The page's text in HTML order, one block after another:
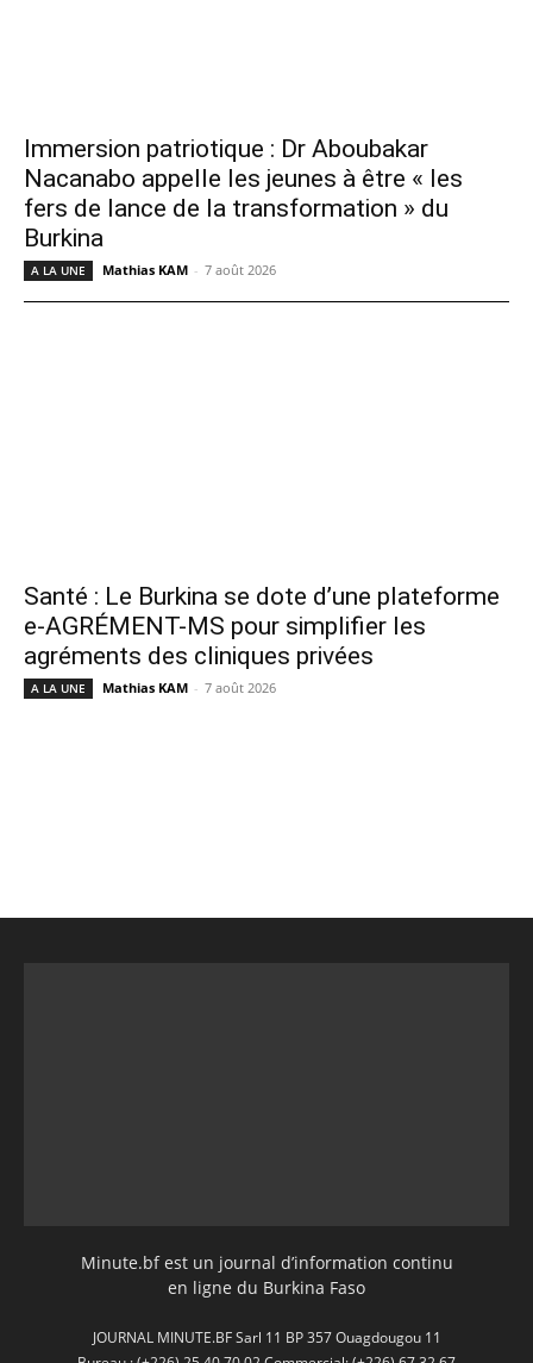
Immersion patriotique : Dr Aboubakar
Nacanabo appelle les jeunes à être « les
fers de lance de la transformation » du
Burkina
A LA UNE Mathias KAM - 7 août 2026
Santé : Le Burkina se dote d’une plateforme
e-AGRÉMENT-MS pour simplifier les
agréments des cliniques privées
A LA UNE Mathias KAM - 7 août 2026
Minute.bf est un journal d’information continu
en ligne du Burkina Faso
JOURNAL MINUTE.BF Sarl 11 BP 357 Ouagdougou 11